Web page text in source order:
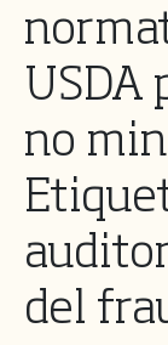
USDA
no
del